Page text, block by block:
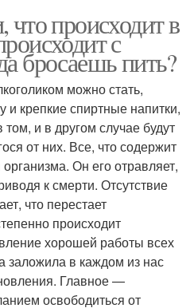
происходит в
с
бросаешь пить?
можно стать,
и крепкие спиртные напитки,
и в другом случае будут
от них. Все, что содержит
Он его отравляет,
к смерти. Отсутствие
что перестает
происходит
хорошей работы всех
заложила в каждом из нас
Главное —
освободиться от